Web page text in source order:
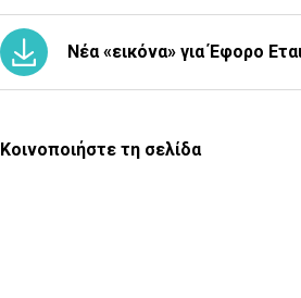
Νέα «εικόνα» για Έφορο
Κοινοποιήστε τη σελίδα